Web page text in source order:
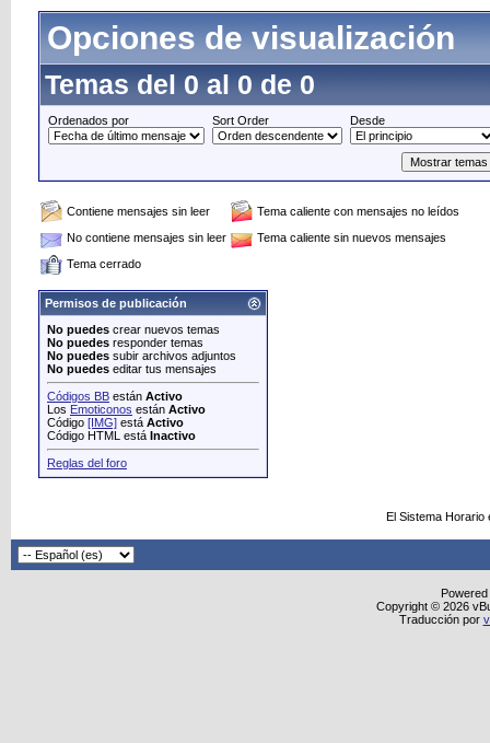
Opciones de visualización
Temas del 0 al 0 de 0
Ordenados por Sort Order Desde
Contiene mensajes sin leer
Tema caliente con mensajes no leídos
No contiene mensajes sin leer
Tema caliente sin nuevos mensajes
Tema cerrado
Permisos de publicación
No puedes crear nuevos temas
No puedes responder temas
No puedes subir archivos adjuntos
No puedes editar tus mensajes
Códigos BB están Activo
Los Emoticonos están Activo
Código [IMG] está Activo
Código HTML está Inactivo
Reglas del foro
El Sistema
Copyright © 2026
Traducción por